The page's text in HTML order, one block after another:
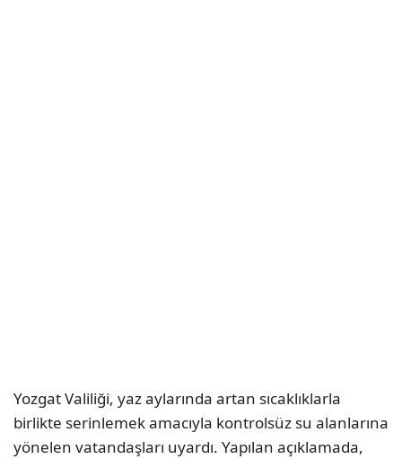
Yozgat Valiliği, yaz aylarında artan sıcaklıklarla
birlikte serinlemek amacıyla kontrolsüz su alanlarına
yönelen vatandaşları uyardı. Yapılan açıklamada,